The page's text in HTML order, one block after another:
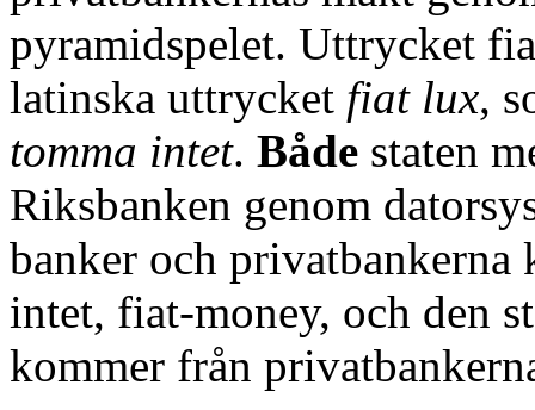
pyramidspelet. Uttrycket
latinska uttrycket fiat lux,
tomma intet. Både staten
Riksbanken genom
banker och privatbankerna
intet, fiat-money, och den
kommer från